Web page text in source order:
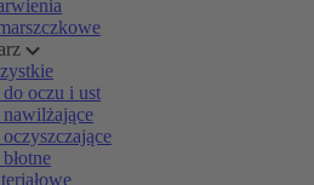
oczu i ust